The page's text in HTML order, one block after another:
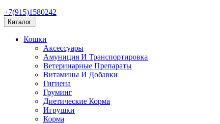
+7(915)1580242
Каталог
Кошки
Аксессуары
Амуниция И Транспортировка
Ветеринарные Препараты
Витамины И Добавки
Гигиена
Груминг
Диетические Корма
Игрушки
Корма